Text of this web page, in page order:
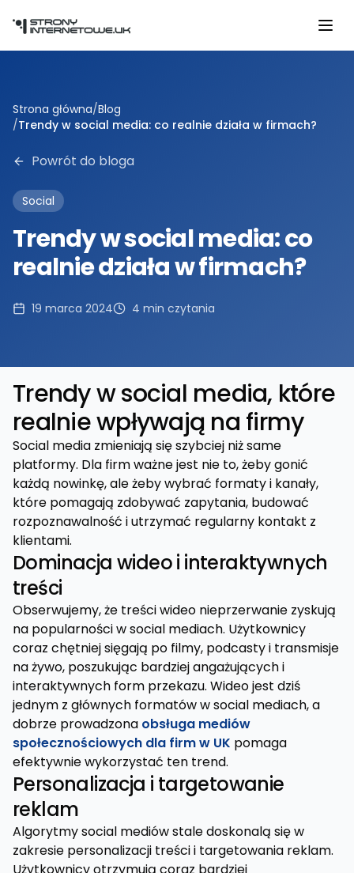
Strona główna/Blog
/Trendy w social media: co realnie działa w firmach?
Powrót do bloga
Social
Trendy w social media: co
realnie działa w firmach?
19 marca 2024 4 min czytania
Trendy w social media, które
realnie wpływają na firmy
Social media zmieniają się szybciej niż same
platformy. Dla firm ważne jest nie to, żeby gonić
każdą nowinkę, ale żeby wybrać formaty i kanały,
które pomagają zdobywać zapytania, budować
rozpoznawalność i utrzymać regularny kontakt z
klientami.
Dominacja wideo i interaktywnych
treści
Obserwujemy, że treści wideo nieprzerwanie zyskują
na popularności w social mediach. Użytkownicy
coraz chętniej sięgają po filmy, podcasty i transmisje
na żywo, poszukując bardziej angażujących i
interaktywnych form przekazu. Wideo jest dziś
jednym z głównych formatów w social mediach, a
dobrze prowadzona obsługa mediów
społecznościowych dla firm w UK pomaga
efektywnie wykorzystać ten trend.
Personalizacja i targetowanie
reklam
Algorytmy social mediów stale doskonalą się w
zakresie personalizacji treści i targetowania reklam.